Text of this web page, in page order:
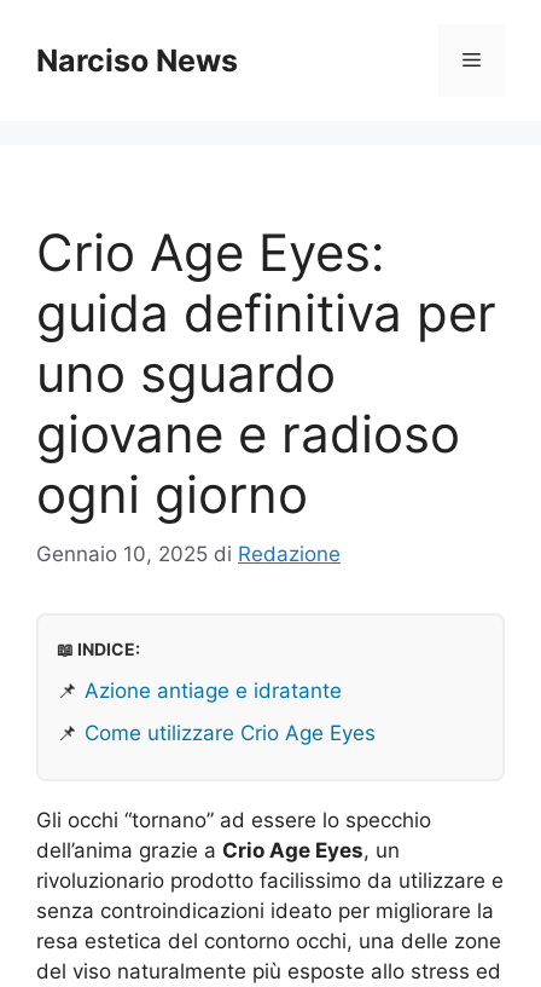
contenuto
Narciso News Menu
Crio Age Eyes:
guida definitiva per
uno sguardo
giovane e radioso
ogni giorno
Gennaio 10, 2025 di Redazione
📖 INDICE:
📌 Azione antiage e idratante
📌 Come utilizzare Crio Age Eyes
Gli occhi “tornano” ad essere lo specchio
dell’anima grazie a Crio Age Eyes, un
rivoluzionario prodotto facilissimo da utilizzare e
senza controindicazioni ideato per migliorare la
resa estetica del contorno occhi, una delle zone
del viso naturalmente più esposte allo stress ed